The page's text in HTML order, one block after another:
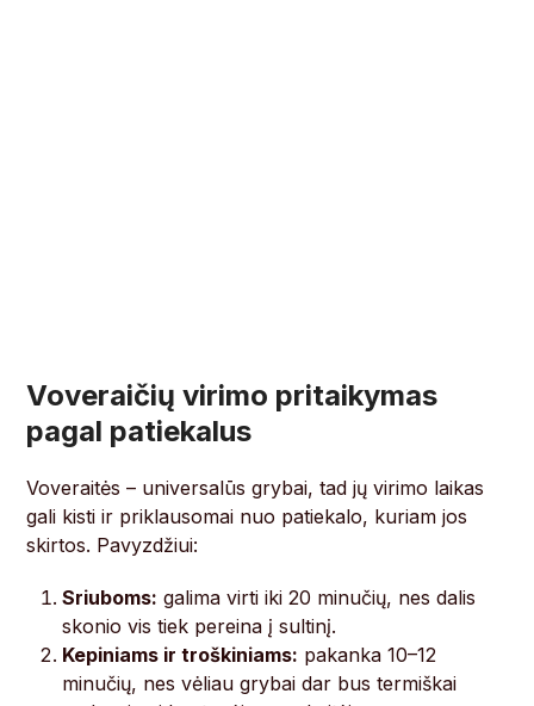
Voveraičių virimo pritaikymas
pagal patiekalus
Voveraitės – universalūs grybai, tad jų virimo laikas
gali kisti ir priklausomai nuo patiekalo, kuriam jos
skirtos. Pavyzdžiui:
Sriuboms: galima virti iki 20 minučių, nes dalis
skonio vis tiek pereina į sultinį.
Kepiniams ir troškiniams: pakanka 10–12
minučių, nes vėliau grybai dar bus termiškai